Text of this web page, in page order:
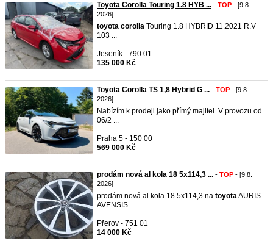
Toyota Corolla Touring 1.8 HYB ... - TOP - [9.8.
2026]
toyota corolla Touring 1.8 HYBRID 11.2021 R.V
103 ...
Jeseník - 790 01
135 000 Kč
Toyota Corolla TS 1,8 Hybrid G ... - TOP - [9.8.
2026]
Nabízím k prodeji jako přímý majitel. V provozu od
06/2 ...
Praha 5 - 150 00
569 000 Kč
prodám nová al kola 18 5x114,3 ... - TOP - [9.8.
2026]
prodám nová al kola 18 5x114,3 na toyotaAURIS
AVENSIS ...
Přerov - 751 01
14 000 Kč